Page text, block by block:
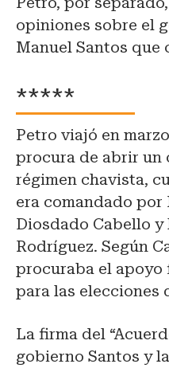
opiniones sobre el
Manuel Santos que
*****
Petro viajó en
procura de abrir un
régimen chavista,
era comandado
Diosdado Cabello y
Rodríguez. Según
procuraba el apoyo
para las elecciones
La firma del
gobierno Santos y